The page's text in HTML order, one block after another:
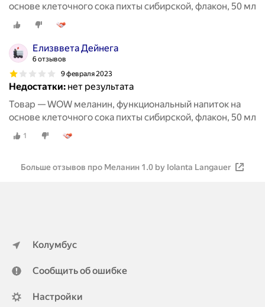
основе клеточного сока пихты сибирской, флакон, 50 мл
Елизввета Дейнега
6 отзывов
9 февраля 2023
Недостатки: нет результата
Товар — WOW меланин, функциональный напиток на
основе клеточного сока пихты сибирской, флакон, 50 мл
1
Больше отзывов про Меланин 1.0 by Iolanta Langauer
Колумбус
Сообщить об ошибке
Настройки